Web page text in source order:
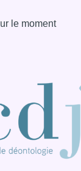
le moment